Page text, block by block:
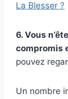
La Blesser ?
6. Vous
compromis
pouvez
Un nombre